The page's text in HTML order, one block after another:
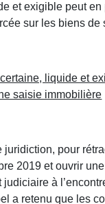
et exigible peut en
sur les biens de
liquide et
saisie immobilière
juridiction, pour
2019 et ouvrir
judiciaire à
a retenu que les